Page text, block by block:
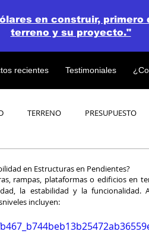
recientes Testimoniales
en construir,
terreno y su proyecto."
TERRENO PRESUPUESTO
en Estructuras en Pendientes?
rampas, plataformas o edificios en
la estabilidad y la funcionalidad.
incluyen: